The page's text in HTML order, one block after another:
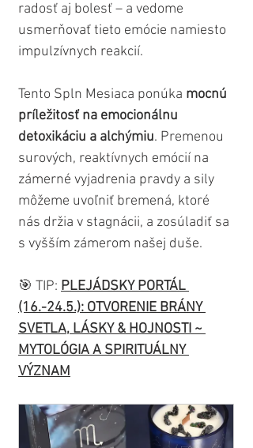
radosť aj bolesť – a vedome
usmerňovať tieto emócie namiesto
impulzívnych reakcií.
Tento Spln Mesiaca ponúka mocnú
príležitosť na emocionálnu
detoxikáciu a alchýmiu. Premenou
surových, reaktívnych emócií na
zámerné vyjadrenia pravdy a sily
môžeme uvoľniť bremená, ktoré
nás držia v stagnácii, a zosúladiť sa
s vyšším zámerom našej duše.
🎯 TIP: PLEJÁDSKY PORTÁL
(16.-24.5.): OTVORENIE BRÁNY
SVETLA, LÁSKY & HOJNOSTI ~
MYTOLÓGIA A SPIRITUÁLNY
VÝZNAM